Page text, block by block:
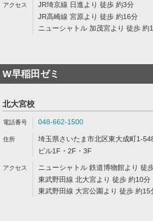
JR埼京線 日進より 徒歩 約3分
JR高崎線 宮原より 徒歩 約16分
ニューシャトル 加茂宮より 徒歩 約
W早稲田ゼミ
北大宮校
048-662-1500
埼玉県さいたま市北区東大成町1-
ビル1F・2F・3F
ニューシャトル 鉄道博物館より 徒
東武野田線 北大宮より 徒歩 約10分
東武野田線 大宮公園より 徒歩 約15